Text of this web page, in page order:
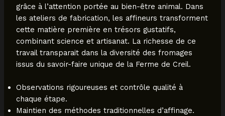
grâce à l’attention portée au bien-être animal. Dans
les ateliers de fabrication, les affineurs transforment
cette matière première en trésors gustatifs,
combinant science et artisanat. La richesse de ce
travail transparait dans la diversité des fromages
issus du savoir-faire unique de la Ferme de Creil.
Observations rigoureuses et contrôle qualité à
chaque étape.
Maintien des méthodes traditionnelles d’affinage.